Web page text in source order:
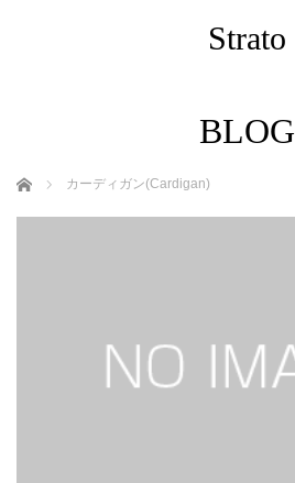
Strato
BLOG
ホーム カーディガン(Cardigan)